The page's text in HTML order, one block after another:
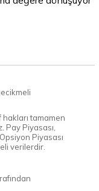
tamamen
Pay Piyasası,
Piyasası
verilerdir.